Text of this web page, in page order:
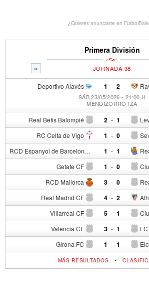
¿Quieres anunciarte en
Primera División
« JORNADA 38
Deportivo Alavés 1 - 2
SÁB 23/05/2026 - 21:00 H
MENDIZORROTZA
Real Betis Balompié 2 - 1
RC Celta de Vigo 1 - 0
RCD Espanyol de Barcelona 1 - 1
Getafe CF 1 - 0
RCD Mallorca 3 - 0
Real Madrid CF 4 - 2
Villarreal CF 5 - 1
Valencia CF 3 - 1
Girona FC 1 - 1
MÁS RESULTADOS -